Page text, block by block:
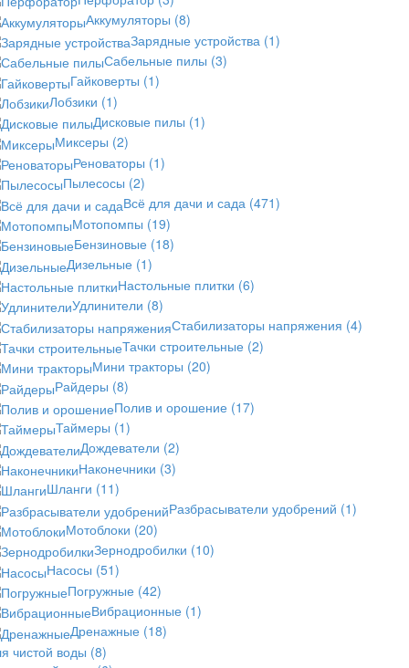
Аккумуляторы (8)
Зарядные устройства (1)
Сабельные пилы (3)
Гайковерты (1)
Лобзики (1)
Дисковые пилы (1)
Миксеры (2)
Реноваторы (1)
Пылесосы (2)
Всё для дачи и сада (471)
Мотопомпы (19)
Бензиновые (18)
Дизельные (1)
Настольные плитки (6)
Удлинители (8)
Стабилизаторы напряжения (4)
Тачки строительные (2)
Мини тракторы (20)
Райдеры (8)
Полив и орошение (17)
Таймеры (1)
Дождеватели (2)
Наконечники (3)
Шланги (11)
Разбрасыватели удобрений (1)
Мотоблоки (20)
Зернодробилки (10)
Насосы (51)
Погружные (42)
Вибрационные (1)
Дренажные (18)
чистой воды (8)